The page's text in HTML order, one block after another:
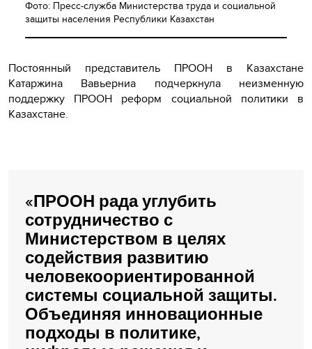
Фото: Пресс-служба Министерства труда и социальной
защиты населения Республики Казахстан
Постоянный представитель ПРООН в Казахстане
Катаржина Вавьерниа подчеркнула неизменную
поддержку ПРООН реформ социальной политики в
Казахстане.
«ПРООН рада углубить
сотрудничество с
Министерством в целях
содействия развитию
человекоориентированной
системы социальной защиты.
Объединяя инновационные
подходы в политике,